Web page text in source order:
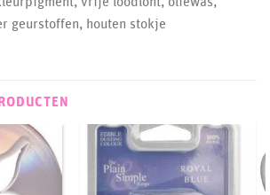
geurstoffen, houten stokje